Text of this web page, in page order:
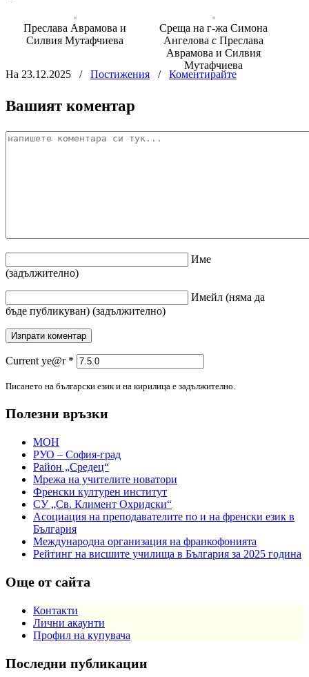
Преслава Аврамова и
Силвия Мутафчиева
Среща на г-жа Симона
Ангелова с Преслава
Аврамова и Силвия
Мутафчиева
На 23.12.2025 / Постижения / Коментирайте
Вашият коментар
Име
(задължително)
Имейл (няма да
бъде публикуван) (задължително)
Current ye@r *
Писането на български език и на кирилица е задължително.
Полезни връзки
МОН
РУО – София-град
Район „Средец“
Мрежа на учителите новатори
Френски културен институт
СУ „Св. Климент Охридски“
Асоциация на преподавателите по и на френски език в
България
Международна организация на франкофонията
Рейтинг на висшите училища в България за 2025 година
Още от сайта
Контакти
Лични акаунти
Профил на купувача
Последни публикации